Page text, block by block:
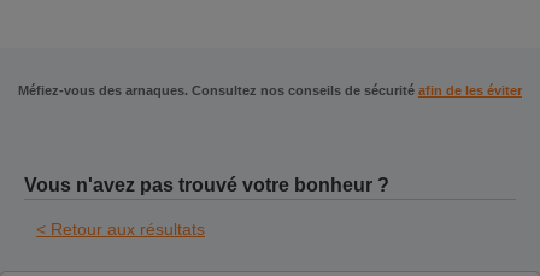
Méfiez-vous des arnaques. Consultez nos conseils de sécurité afin de les éviter
Vous n'avez pas trouvé votre bonheur ?
< Retour aux résultats